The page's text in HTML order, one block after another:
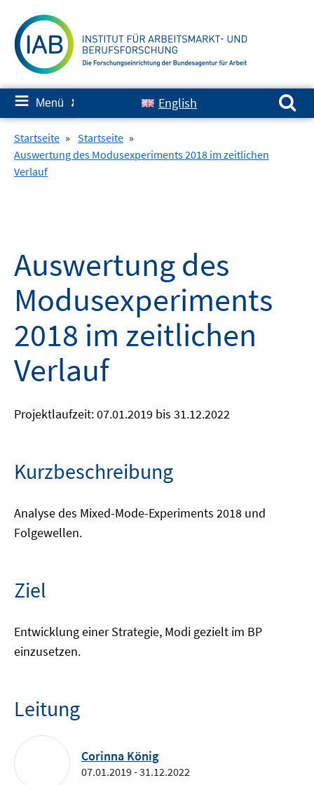
zum
Inhalt
≡ Menü ✘ English
Suchen nach:
Startseite » Startseite »
Auswertung des Modusexperiments 2018 im zeitlichen
Verlauf
Auswertung des
Modusexperiments
2018 im zeitlichen
Verlauf
Projektlaufzeit: 07.01.2019 bis 31.12.2022
Kurzbeschreibung
Analyse des Mixed-Mode-Experiments 2018 und
Folgewellen.
Ziel
Entwicklung einer Strategie, Modi gezielt im BP
einzusetzen.
Leitung
Corinna König
07.01.2019 - 31.12.2022